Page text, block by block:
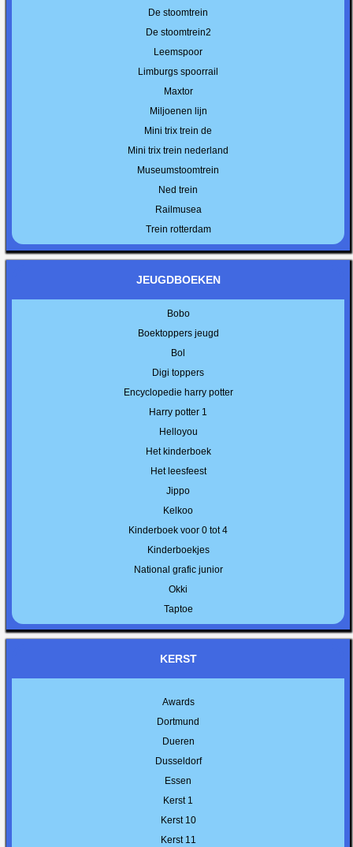
De stoomtrein
De stoomtrein2
Leemspoor
Limburgs spoorrail
Maxtor
Miljoenen lijn
Mini trix trein de
Mini trix trein nederland
Museumstoomtrein
Ned trein
Railmusea
Trein rotterdam
JEUGDBOEKEN
Bobo
Boektoppers jeugd
Bol
Digi toppers
Encyclopedie harry potter
Harry potter 1
Helloyou
Het kinderboek
Het leesfeest
Jippo
Kelkoo
Kinderboek voor 0 tot 4
Kinderboekjes
National grafic junior
Okki
Taptoe
KERST
Awards
Dortmund
Dueren
Dusseldorf
Essen
Kerst 1
Kerst 10
Kerst 11